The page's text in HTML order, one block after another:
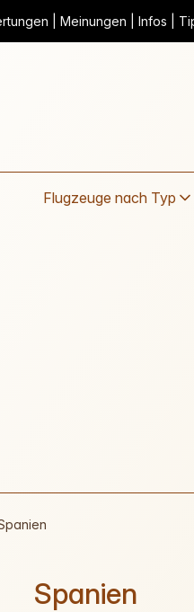
| Meinungen | Infos |
Flugzeuge nach Typ
Spanien